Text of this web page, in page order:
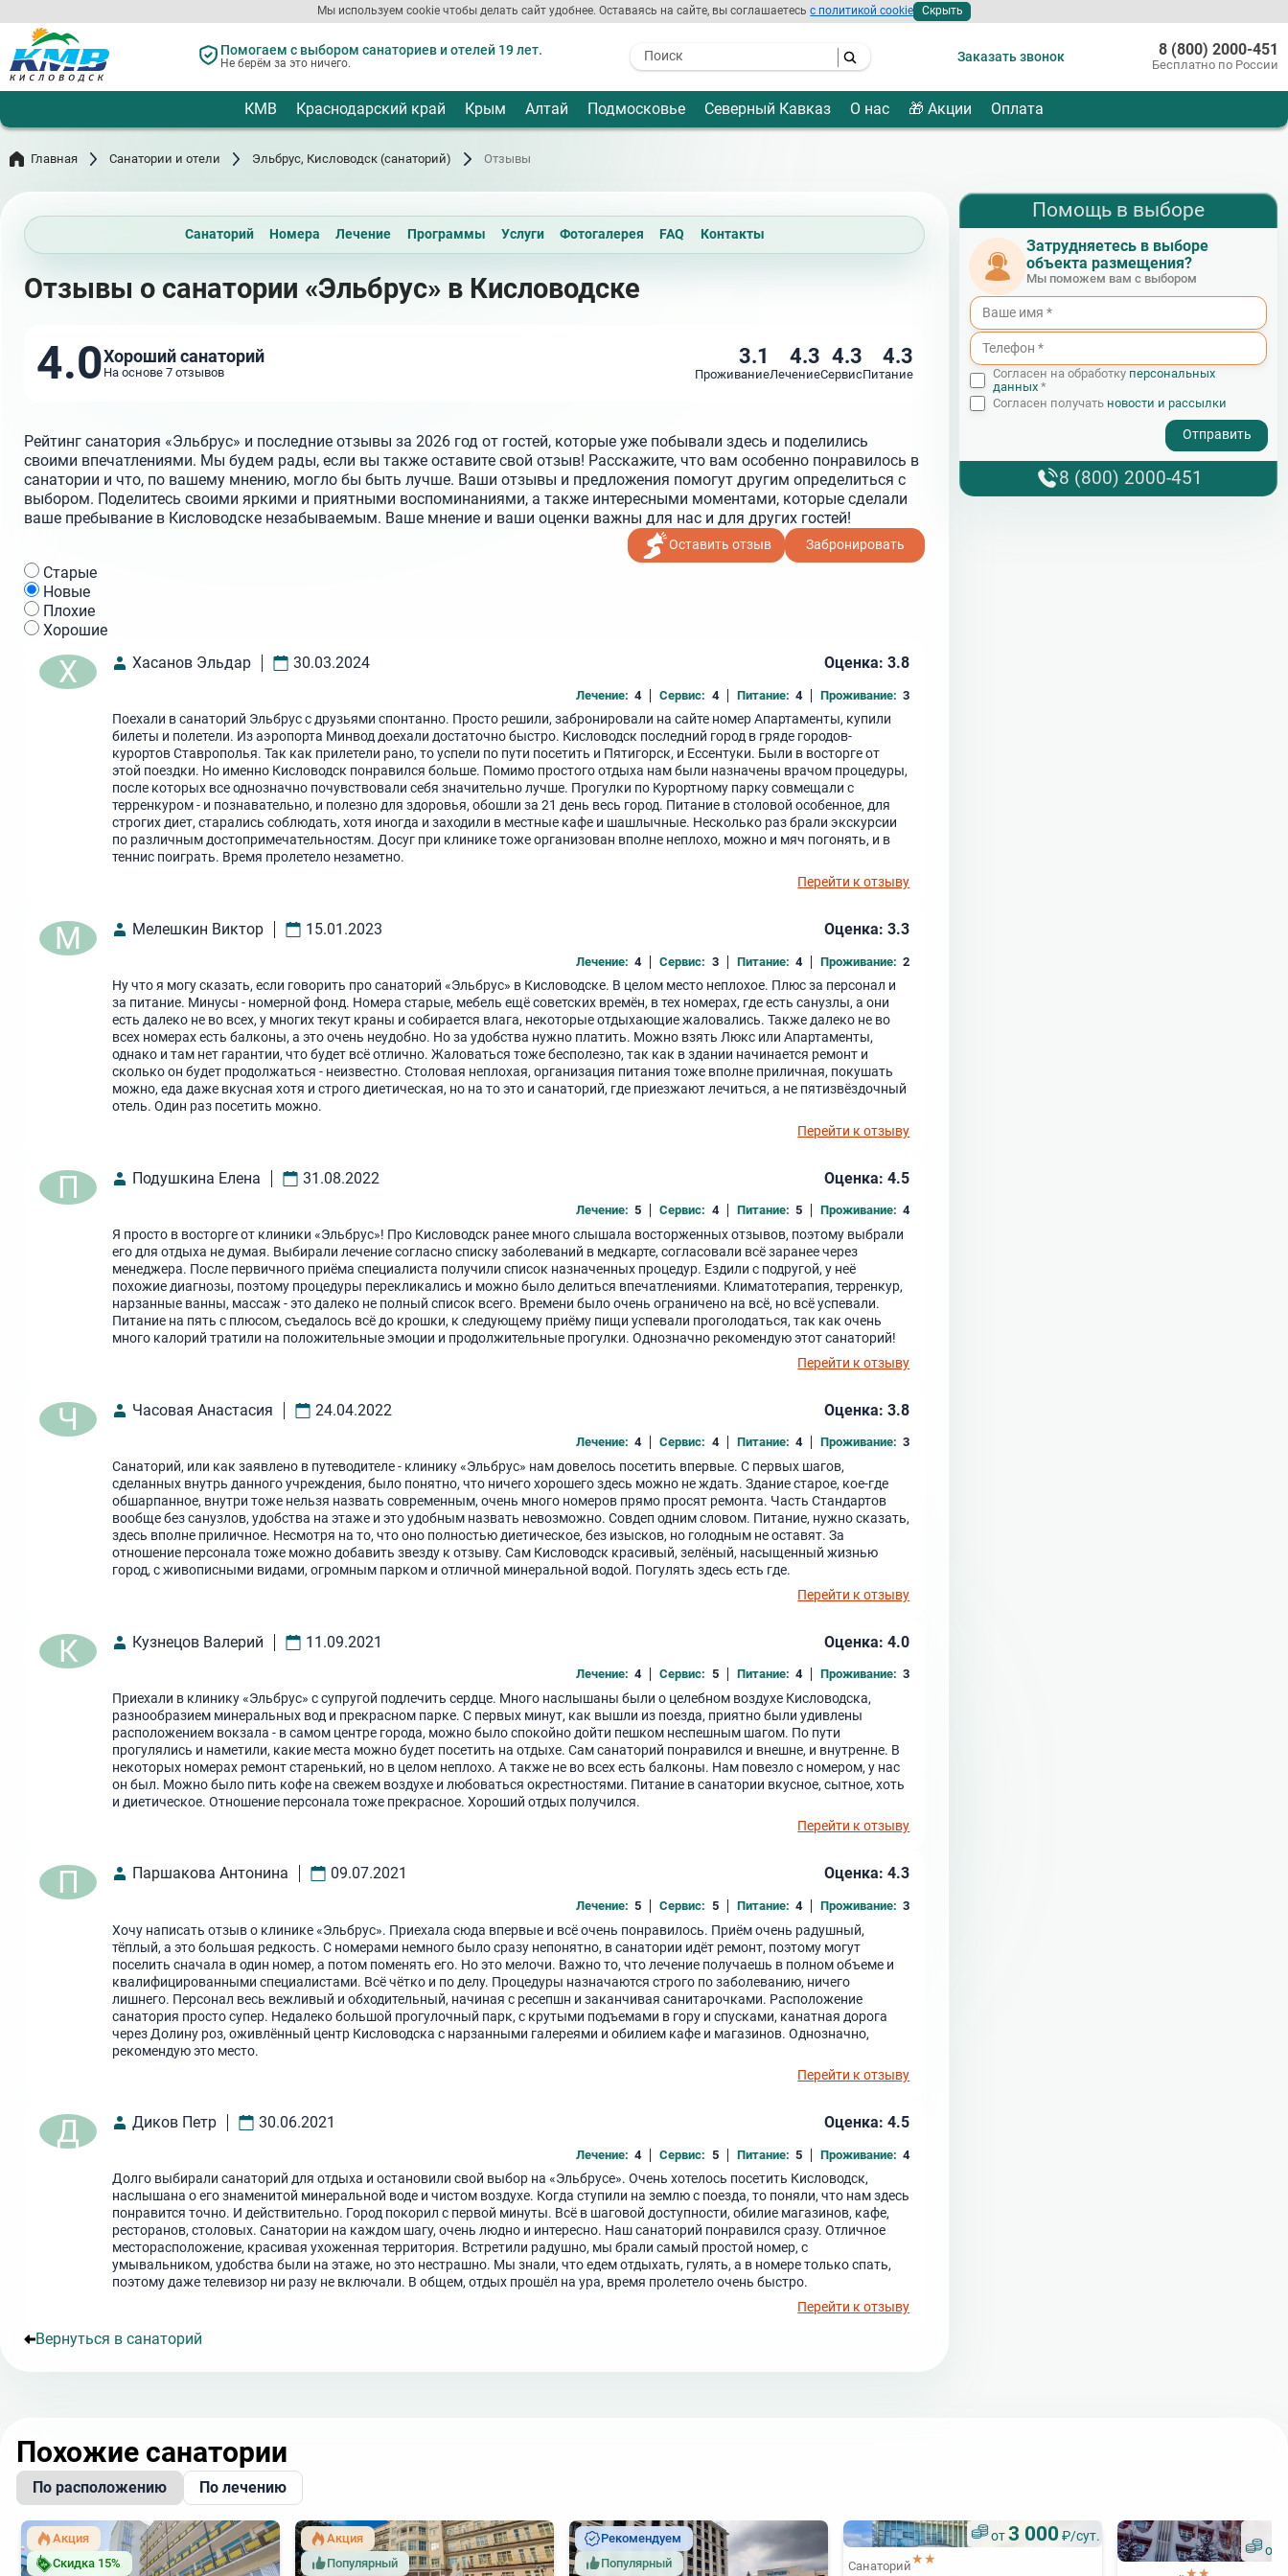
Мы используем cookie чтобы делать сайт удобнее. Оставаясь на сайте, вы соглашаетесьс политикой cookie Скрыть
к
основному
содержанию
Помогаем с выбором санаториев и отелей 19 лет.
Не берём за это ничего.
- I agree to the processing of my
Заказать звонок 8 (800) 2000-451
Бесплатно по России
КМВ Краснодарский край Крым Алтай Подмосковье Северный Кавказ О нас 🎁 Акции Оплата
Главная Санатории и отели Эльбрус, Кисловодск (санаторий) Отзывы
Санаторий Номера Лечение Программы Услуги Фотогалерея FAQ Контакты
Отзывы о санатории «Эльбрус» в Кисловодске
4.0Хороший санаторий
На основе 7 отзывов
3.1
Проживание
4.3
Лечение
4.3
Сервис
4.3
Питание
Рейтинг санатория «Эльбрус» и последние отзывы за 2026 год от гостей, которые уже побывали здесь и поделились
своими впечатлениями. Мы будем рады, если вы также оставите свой отзыв! Расскажите, что вам особенно понравилось в
санатории и что, по вашему мнению, могло бы быть лучше. Ваши отзывы и предложения помогут другим определиться с
выбором. Поделитесь своими яркими и приятными воспоминаниями, а также интересными моментами, которые сделали
ваше пребывание в Кисловодске незабываемым. Ваше мнение и ваши оценки важны для нас и для других гостей!
Оставить отзыв Забронировать
Cтарые
Новые
Плохие
Хорошие
Х Хасанов Эльдар 30.03.2024 Оценка: 3.8
Лечение: 4 Сервис: 4 Питание: 4 Проживание: 3
Поехали в санаторий Эльбрус с друзьями спонтанно. Просто решили, забронировали на сайте номер Апартаменты, купили
билеты и полетели. Из аэропорта Минвод доехали достаточно быстро. Кисловодск последний город в гряде городов-
курортов Ставрополья. Так как прилетели рано, то успели по пути посетить и Пятигорск, и Ессентуки. Были в восторге от
этой поездки. Но именно Кисловодск понравился больше. Помимо простого отдыха нам были назначены врачом процедуры,
после которых все однозначно почувствовали себя значительно лучше. Прогулки по Курортному парку совмещали с
терренкуром - и познавательно, и полезно для здоровья, обошли за 21 день весь город. Питание в столовой особенное, для
строгих диет, старались соблюдать, хотя иногда и заходили в местные кафе и шашлычные. Несколько раз брали экскурсии
по различным достопримечательностям. Досуг при клинике тоже организован вполне неплохо, можно и мяч погонять, и в
теннис поиграть. Время пролетело незаметно.
Перейти к отзыву
М Мелешкин Виктор 15.01.2023 Оценка: 3.3
Лечение: 4 Сервис: 3 Питание: 4 Проживание: 2
Ну что я могу сказать, если говорить про санаторий «Эльбрус» в Кисловодске. В целом место неплохое. Плюс за персонал и
за питание. Минусы - номерной фонд. Номера старые, мебель ещё советских времён, в тех номерах, где есть санузлы, а они
есть далеко не во всех, у многих текут краны и собирается влага, некоторые отдыхающие жаловались. Также далеко не во
всех номерах есть балконы, а это очень неудобно. Но за удобства нужно платить. Можно взять Люкс или Апартаменты,
однако и там нет гарантии, что будет всё отлично. Жаловаться тоже бесполезно, так как в здании начинается ремонт и
сколько он будет продолжаться - неизвестно. Столовая неплохая, организация питания тоже вполне приличная, покушать
можно, еда даже вкусная хотя и строго диетическая, но на то это и санаторий, где приезжают лечиться, а не пятизвёздочный
отель. Один раз посетить можно.
Перейти к отзыву
П Подушкина Елена 31.08.2022 Оценка: 4.5
Лечение: 5 Сервис: 4 Питание: 5 Проживание: 4
Я просто в восторге от клиники «Эльбрус»! Про Кисловодск ранее много слышала восторженных отзывов, поэтому выбрали
его для отдыха не думая. Выбирали лечение согласно списку заболеваний в медкарте, согласовали всё заранее через
менеджера. После первичного приёма специалиста получили список назначенных процедур. Ездили с подругой, у неё
похожие диагнозы, поэтому процедуры перекликались и можно было делиться впечатлениями. Климатотерапия, терренкур,
нарзанные ванны, массаж - это далеко не полный список всего. Времени было очень ограничено на всё, но всё успевали.
Питание на пять с плюсом, съедалось всё до крошки, к следующему приёму пищи успевали проголодаться, так как очень
много калорий тратили на положительные эмоции и продолжительные прогулки. Однозначно рекомендую этот санаторий!
Перейти к отзыву
Ч Часовая Анастасия 24.04.2022 Оценка: 3.8
Лечение: 4 Сервис: 4 Питание: 4 Проживание: 3
Санаторий, или как заявлено в путеводителе - клинику «Эльбрус» нам довелось посетить впервые. С первых шагов,
сделанных внутрь данного учреждения, было понятно, что ничего хорошего здесь можно не ждать. Здание старое, кое-где
обшарпанное, внутри тоже нельзя назвать современным, очень много номеров прямо просят ремонта. Часть Стандартов
вообще без санузлов, удобства на этаже и это удобным назвать невозможно. Совдеп одним словом. Питание, нужно сказать,
здесь вполне приличное. Несмотря на то, что оно полностью диетическое, без изысков, но голодным не оставят. За
отношение персонала тоже можно добавить звезду к отзыву. Сам Кисловодск красивый, зелёный, насыщенный жизнью
город, с живописными видами, огромным парком и отличной минеральной водой. Погулять здесь есть где.
Перейти к отзыву
К Кузнецов Валерий 11.09.2021 Оценка: 4.0
Лечение: 4 Сервис: 5 Питание: 4 Проживание: 3
Приехали в клинику «Эльбрус» с супругой подлечить сердце. Много наслышаны были о целебном воздухе Кисловодска,
разнообразием минеральных вод и прекрасном парке. С первых минут, как вышли из поезда, приятно были удивлены
расположением вокзала - в самом центре города, можно было спокойно дойти пешком неспешным шагом. По пути
прогулялись и наметили, какие места можно будет посетить на отдыхе. Сам санаторий понравился и внешне, и внутренне. В
некоторых номерах ремонт старенький, но в целом неплохо. А также не во всех есть балконы. Нам повезло с номером, у нас
он был. Можно было пить кофе на свежем воздухе и любоваться окрестностями. Питание в санатории вкусное, сытное, хоть
и диетическое. Отношение персонала тоже прекрасное. Хороший отдых получился.
Перейти к отзыву
П Паршакова Антонина 09.07.2021 Оценка: 4.3
Лечение: 5 Сервис: 5 Питание: 4 Проживание: 3
Хочу написать отзыв о клинике «Эльбрус». Приехала сюда впервые и всё очень понравилось. Приём очень радушный,
тёплый, а это большая редкость. С номерами немного было сразу непонятно, в санатории идёт ремонт, поэтому могут
поселить сначала в один номер, а потом поменять его. Но это мелочи. Важно то, что лечение получаешь в полном объеме и
квалифицированными специалистами. Всё чётко и по делу. Процедуры назначаются строго по заболеванию, ничего
лишнего. Персонал весь вежливый и обходительный, начиная с ресепшн и заканчивая санитарочками. Расположение
санатория просто супер. Недалеко большой прогулочный парк, с крутыми подъемами в гору и спусками, канатная дорога
через Долину роз, оживлённый центр Кисловодска с нарзанными галереями и обилием кафе и магазинов. Однозначно,
рекомендую это место.
Перейти к отзыву
Д Диков Петр 30.06.2021 Оценка: 4.5
Лечение: 4 Сервис: 5 Питание: 5 Проживание: 4
Долго выбирали санаторий для отдыха и остановили свой выбор на «Эльбрусе». Очень хотелось посетить Кисловодск,
наслышана о его знаменитой минеральной воде и чистом воздухе. Когда ступили на землю с поезда, то поняли, что нам здесь
понравится точно. И действительно. Город покорил с первой минуты. Всё в шаговой доступности, обилие магазинов, кафе,
ресторанов, столовых. Санатории на каждом шагу, очень людно и интересно. Наш санаторий понравился сразу. Отличное
месторасположение, красивая ухоженная территория. Встретили радушно, мы брали самый простой номер, с
умывальником, удобства были на этаже, но это нестрашно. Мы знали, что едем отдыхать, гулять, а в номере только спать,
поэтому даже телевизор ни разу не включали. В общем, отдых прошёл на ура, время пролетело очень быстро.
Перейти к отзыву
Вернуться в санаторий
Помощь в выборе
Затрудняетесь в выборе
объекта размещения?
Мы поможем вам с выбором
Согласен на обработку персональных
данных*
Согласен получать новости и рассылки
8 (800) 2000-451
Похожие санатории
По расположению По лечению
Акция
Скидка 15%
Акция
Популярный
Рекомендуем
Популярный
от3 000 ₽/сут.
Санаторий★★
от